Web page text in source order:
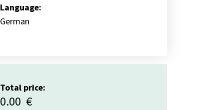
Language:
German
Total price:
0.00 €